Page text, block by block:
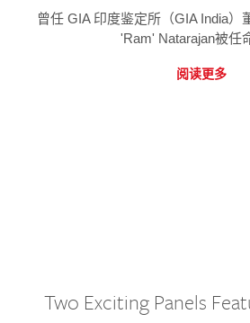
曾任 GIA 印度鉴定所（GIA India）
'Ram' Natarajan被任
阅读更多
Two Exciting Panels